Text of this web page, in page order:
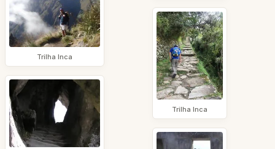
Trilha Inca
Trilha Inca